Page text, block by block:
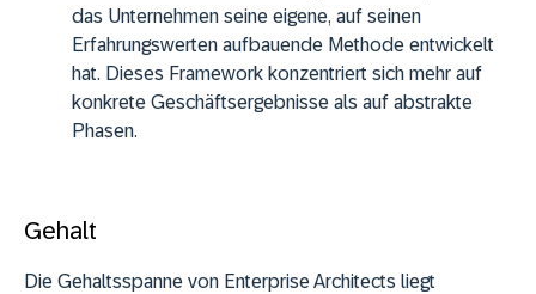
das Unternehmen seine eigene, auf seinen
Erfahrungswerten aufbauende Methode entwickelt
hat. Dieses Framework konzentriert sich mehr auf
konkrete Geschäftsergebnisse als auf abstrakte
Phasen.
Gehalt
Die Gehaltsspanne von Enterprise Architects liegt